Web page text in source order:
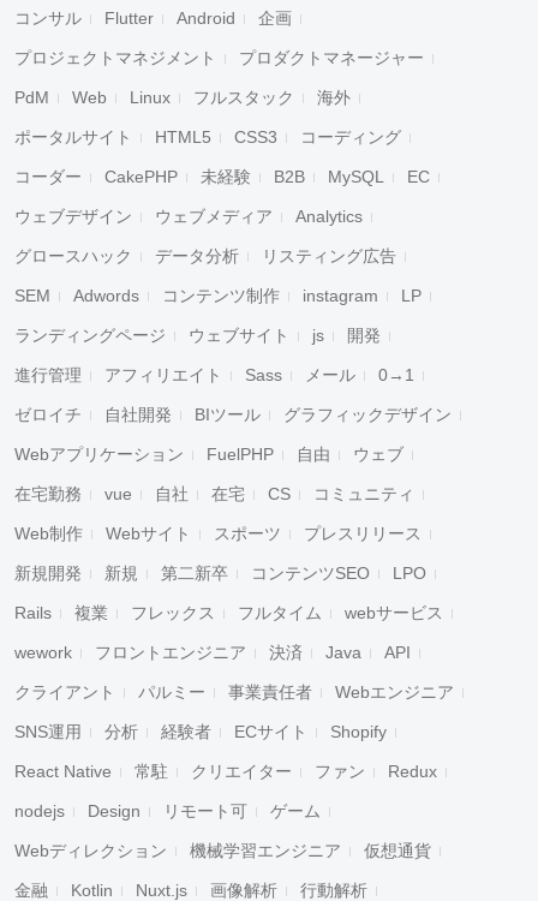
コンサル Flutter Android 企画
プロジェクトマネジメント プロダクトマネージャー
PdM Web Linux フルスタック 海外
ポータルサイト HTML5 CSS3 コーディング
コーダー CakePHP 未経験 B2B MySQL EC
ウェブデザイン ウェブメディア Analytics
グロースハック データ分析 リスティング広告
SEM Adwords コンテンツ制作 instagram LP
ランディングページ ウェブサイト js 開発
進行管理 アフィリエイト Sass メール 0→1
ゼロイチ 自社開発 BIツール グラフィックデザイン
Webアプリケーション FuelPHP 自由 ウェブ
在宅勤務 vue 自社 在宅 CS コミュニティ
Web制作 Webサイト スポーツ プレスリリース
新規開発 新規 第二新卒 コンテンツSEO LPO
Rails 複業 フレックス フルタイム webサービス
wework フロントエンジニア 決済 Java API
クライアント パルミー 事業責任者 Webエンジニア
SNS運用 分析 経験者 ECサイト Shopify
React Native 常駐 クリエイター ファン Redux
nodejs Design リモート可 ゲーム
Webディレクション 機械学習エンジニア 仮想通貨
金融 Kotlin Nuxt.js 画像解析 行動解析